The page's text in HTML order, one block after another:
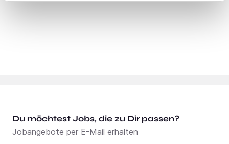
Du möchtest Jobs, die zu Dir passen?
Jobangebote per E-Mail erhalten